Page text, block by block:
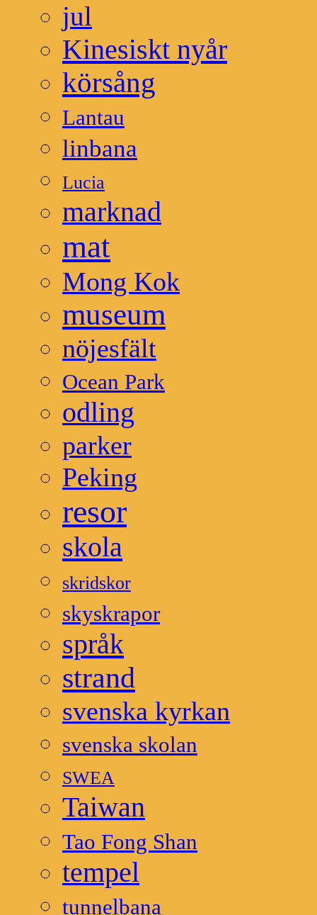
jul
Kinesiskt nyår
körsång
Lantau
linbana
Lucia
marknad
mat
Mong Kok
museum
nöjesfält
Ocean Park
odling
parker
Peking
resor
skola
skridskor
skyskrapor
språk
strand
svenska kyrkan
svenska skolan
SWEA
Taiwan
Tao Fong Shan
tempel
tunnelbana